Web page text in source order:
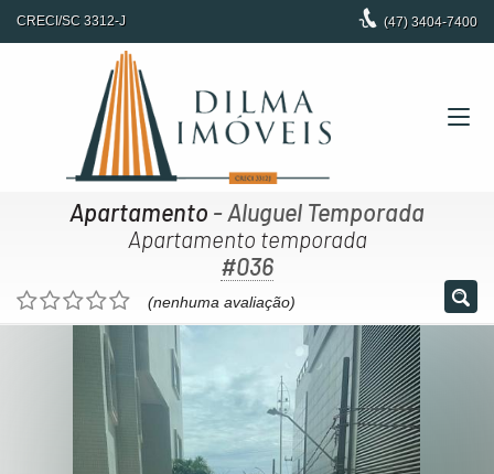
CRECI/SC 3312-J (47) 3404-7400
Apartamento - Aluguel Temporada
Apartamento temporada
#036
(nenhuma avaliação)